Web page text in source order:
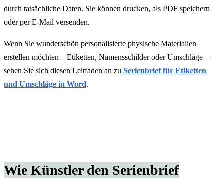
durch tatsächliche Daten. Sie können drucken, als PDF speichern
oder per E-Mail versenden.
Wenn Sie wunderschön personalisierte physische Materialien
erstellen möchten – Etiketten, Namensschilder oder Umschläge –
sehen Sie sich diesen Leitfaden an zu Serienbrief für Etiketten
und Umschläge in Word.
Wie Künstler den Serienbrief